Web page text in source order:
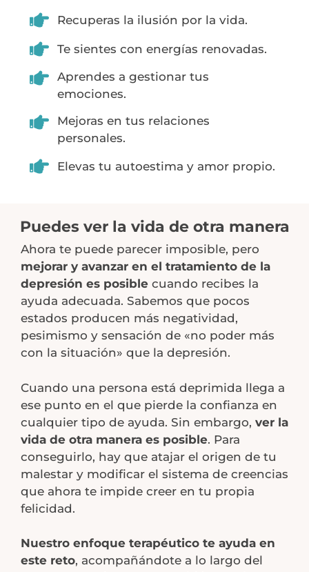
Recuperas la ilusión por la vida.
Te sientes con energías renovadas.
Aprendes a gestionar tus
emociones.
Mejoras en tus relaciones
personales.
Elevas tu autoestima y amor propio.
Puedes ver la vida de otra manera
Ahora te puede parecer imposible, pero
mejorar y avanzar en el tratamiento de la
depresión es posible cuando recibes la
ayuda adecuada. Sabemos que pocos
estados producen más negatividad,
pesimismo y sensación de «no poder más
con la situación» que la depresión.
Cuando una persona está deprimida llega a
ese punto en el que pierde la confianza en
cualquier tipo de ayuda. Sin embargo,ver la
vida de otra manera es posible. Para
conseguirlo, hay que atajar el origen de tu
malestar y modificar el sistema de creencias
que ahora te impide creer en tu propia
felicidad.
Nuestro enfoque terapéutico te ayuda en
este reto, acompañándote a lo largo del